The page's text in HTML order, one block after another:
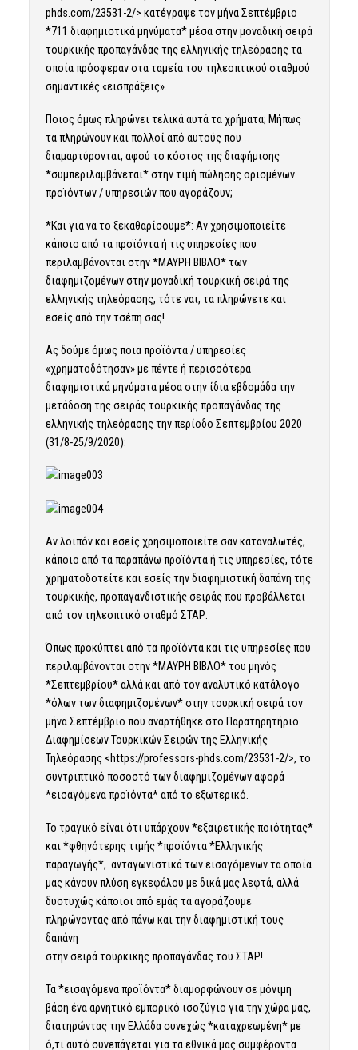
phds.com/23531-2/> κατέγραψε τον μήνα Σεπτέμβριο
*711 διαφημιστικά μηνύματα* μέσα στην μοναδική σειρά
τουρκικής προπαγάνδας της ελληνικής τηλεόρασης τα
οποία πρόσφεραν στα ταμεία του τηλεοπτικού σταθμού
σημαντικές «εισπράξεις».
Ποιος όμως πληρώνει τελικά αυτά τα χρήματα; Μήπως
τα πληρώνουν και πολλοί από αυτούς που
διαμαρτύρονται, αφού το κόστος της διαφήμισης
*συμπεριλαμβάνεται* στην τιμή πώλησης ορισμένων
προϊόντων / υπηρεσιών που αγοράζουν;
*Και για να το ξεκαθαρίσουμε*: Αν χρησιμοποιείτε
κάποιο από τα προϊόντα ή τις υπηρεσίες που
περιλαμβάνονται στην *ΜΑΥΡΗ ΒΙΒΛΟ* των
διαφημιζομένων στην μοναδική τουρκική σειρά της
ελληνικής τηλεόρασης, τότε ναι, τα πληρώνετε και
εσείς από την τσέπη σας!
Ας δούμε όμως ποια προϊόντα / υπηρεσίες
«χρηματοδότησαν» με πέντε ή περισσότερα
διαφημιστικά μηνύματα μέσα στην ίδια εβδομάδα την
μετάδοση της σειράς τουρκικής προπαγάνδας της
ελληνικής τηλεόρασης την περίοδο Σεπτεμβρίου 2020
(31/8-25/9/2020):
Αν λοιπόν και εσείς χρησιμοποιείτε σαν καταναλωτές,
κάποιο από τα παραπάνω προϊόντα ή τις υπηρεσίες, τότε
χρηματοδοτείτε και εσείς την διαφημιστική δαπάνη της
τουρκικής, προπαγανδιστικής σειράς που προβάλλεται
από τον τηλεοπτικό σταθμό ΣΤΑΡ.
Όπως προκύπτει από τα προϊόντα και τις υπηρεσίες που
περιλαμβάνονται στην *ΜΑΥΡΗ ΒΙΒΛΟ* του μηνός
*Σεπτεμβρίου* αλλά και από τον αναλυτικό κατάλογο
*όλων των διαφημιζομένων* στην τουρκική σειρά τον
μήνα Σεπτέμβριο που αναρτήθηκε στο Παρατηρητήριο
Διαφημίσεων Τουρκικών Σειρών της Ελληνικής
Τηλεόρασης <https://professors-phds.com/23531-2/>, το
συντριπτικό ποσοστό των διαφημιζομένων αφορά
*εισαγόμενα προϊόντα* από το εξωτερικό.
Το τραγικό είναι ότι υπάρχουν *εξαιρετικής ποιότητας*
και *φθηνότερης τιμής *προϊόντα *Ελληνικής
παραγωγής*, ανταγωνιστικά των εισαγόμενων τα οποία
μας κάνουν πλύση εγκεφάλου με δικά μας λεφτά, αλλά
δυστυχώς κάποιοι από εμάς τα αγοράζουμε
πληρώνοντας από πάνω και την διαφημιστική τους
δαπάνη
στην σειρά τουρκικής προπαγάνδας του ΣΤΑΡ!
Τα *εισαγόμενα προϊόντα* διαμορφώνουν σε μόνιμη
βάση ένα αρνητικό εμπορικό ισοζύγιο για την χώρα μας,
διατηρώντας την Ελλάδα συνεχώς *καταχρεωμένη* με
ό,τι αυτό συνεπάγεται για τα εθνικά μας συμφέροντα